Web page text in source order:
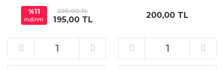
%11
indirim
220,00 TL
195,00 TL 200,00 TL